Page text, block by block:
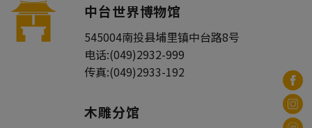
中台世界博物馆
545004南投县埔里镇中台路8号
电话:(049)2932-999
传真:(049)2933-192
木雕分馆